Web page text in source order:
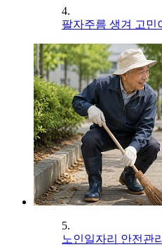
4.
팔자주름 생겨 고민
5.
노인일자리 안전관